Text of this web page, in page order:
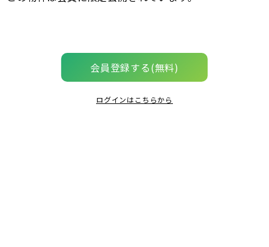
会員登録する(無料)
ログインはこちらから